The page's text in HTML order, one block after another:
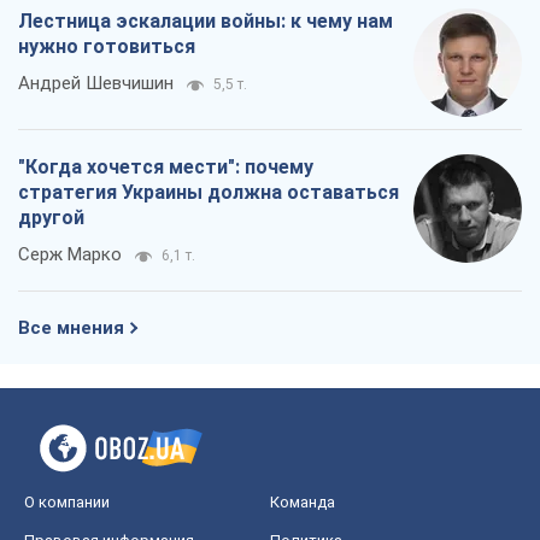
Все мнения
О компании Команда
Правовая информация
Реклама на сайте Документы
Редакционная политика
OBOZ.UA
Мир
Расследования